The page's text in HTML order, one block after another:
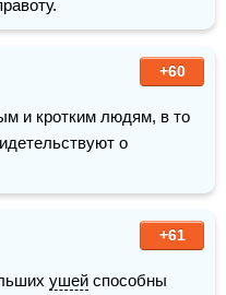
+60
о
+61
ушей способны